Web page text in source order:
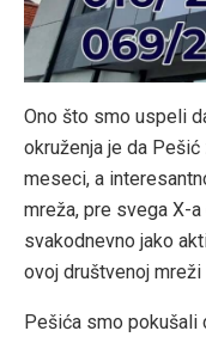
Ono što smo uspeli
okruženja je da
meseci, a
mreža, pre svega X-
svakodnevno jako
ovoj društvenoj
Pešića smo pokušali